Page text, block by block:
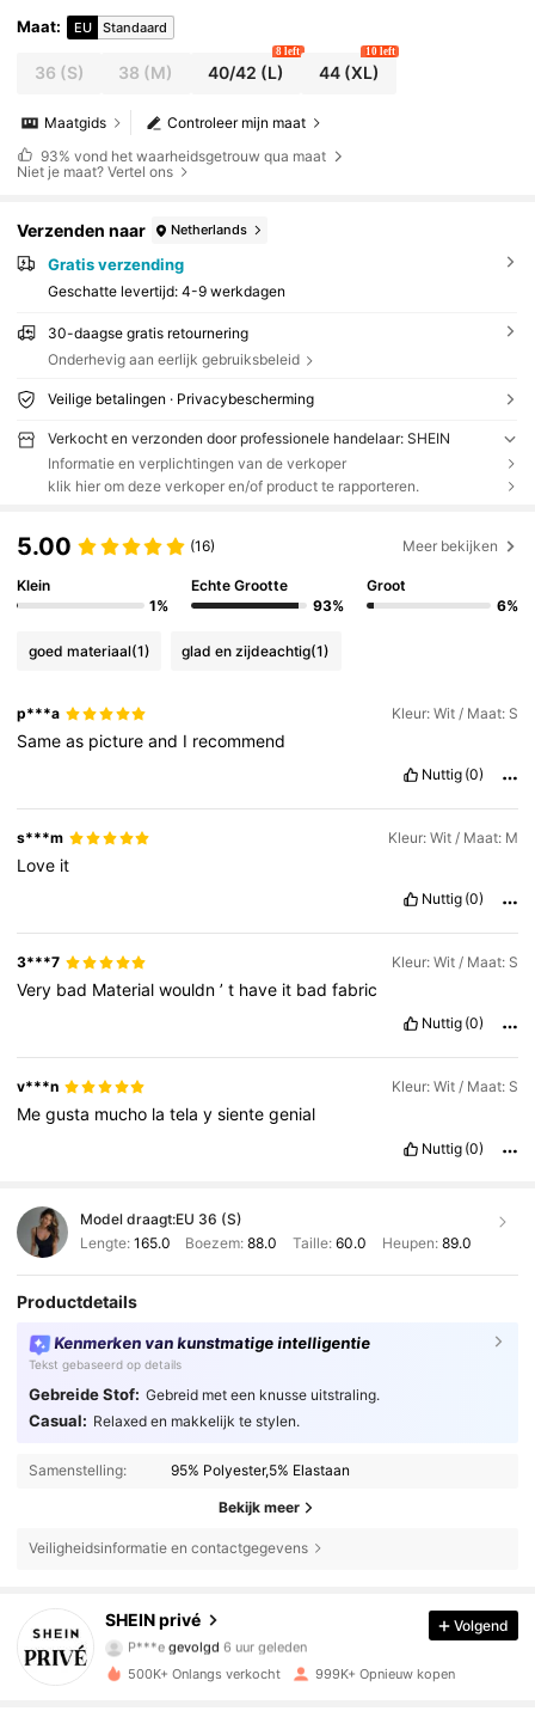
Maat: EU Standaard
36 (S) 38 (M) 40/42 (L)
8 left
44(XL)
10 left
Controleer mijn maat
Maatgids
93% vond het waarheidsgetrouw qua maat
Niet je maat? Vertel ons
Verzenden naar Netherlands
Gratis verzending
Geschatte levertijd: 4-9 werkdagen
30-daagse gratis retournering
Onderhevig aan eerlijk gebruiksbeleid
Veilige betalingen · Privacybescherming
Verkocht en verzonden door professionele handelaar: SHEIN
Informatie en verplichtingen van de verkoper
klik hier om deze verkoper en/of product te rapporteren.
5.00 (16) Meer bekijken
Klein
1%
Echte Grootte
93%
Groot
6%
goed materiaal(1) glad en zijdeachtig(1)
p***a Kleur: Wit / Maat: S
Sameas pictureand I recommend
Nuttig (0)
s***m Kleur: Wit / Maat: M
Love it
Nuttig (0)
3***7 Kleur: Wit / Maat: S
Very bad Materialwouldn’t have it badfabric
Nuttig (0)
v***n Kleur: Wit / Maat: S
Megusta mucho latelaysientegenial
Nuttig (0)
Model draagt:EU 36 (S)
Lengte: 165.0 Boezem:88.0 Taille: 60.0 Heupen: 89.0
Productdetails
Kenmerken van kunstmatige intelligentie
Tekst gebaseerd op details
Gebreide Stof: Gebreid met een knusse uitstraling.
Casual: Relaxed en makkelijk te stylen.
Samenstelling: 95% Polyester,5% Elastaan
Bekijk meer
Veiligheidsinformatie en contactgegevens
SHEIN privé
P***e
k***h is aan het browsen
4.85
1.1M Volgers
Volgend
500K+ Onlangs verkocht 999K+ Opnieuw kopen